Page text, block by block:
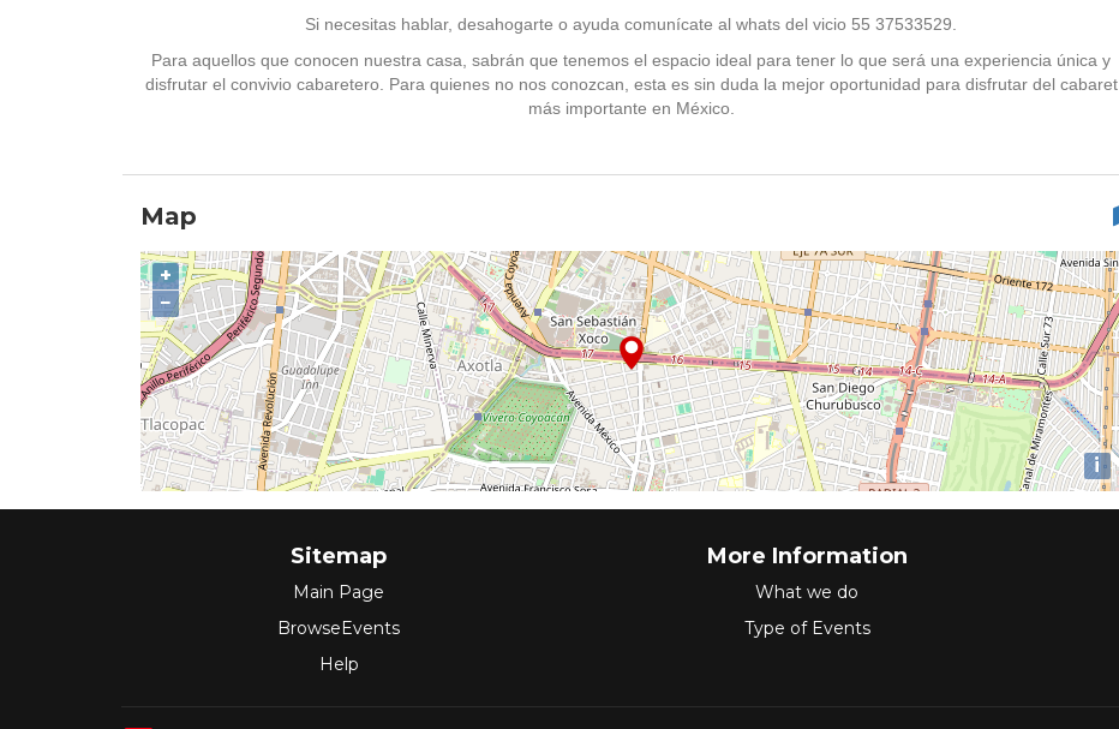
Si necesitas hablar, desahogarte o ayuda comunícate al whats del vicio 55 37533529.
Para aquellos que conocen nuestra casa, sabrán que tenemos el espacio ideal para tener lo que será una experiencia única y
disfrutar el convivio cabaretero. Para quienes no nos conozcan, esta es sin duda la mejor oportunidad para disfrutar del cabaret
más importante en México.
Map
+
−
i
Sitemap
Main Page
BrowseEvents
Help
More Information
What we do
Type of Events